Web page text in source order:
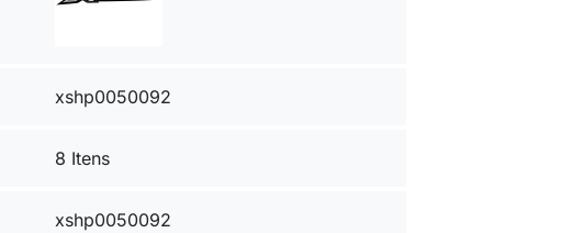
xshp0050092
8 Itens
xshp0050092